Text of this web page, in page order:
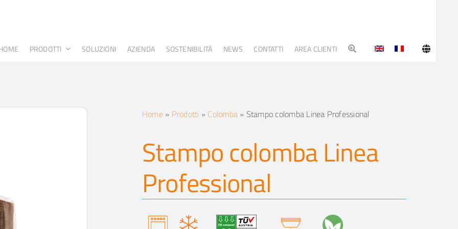
PRODOTTI SOLUZIONI AZIENDA SOSTENIBILITÀ NEWS CONTATTI AREA CLIENTI
Home» Prodotti » Colomba » Stampo colomba Linea Professional
Stampo colomba Linea
Professional